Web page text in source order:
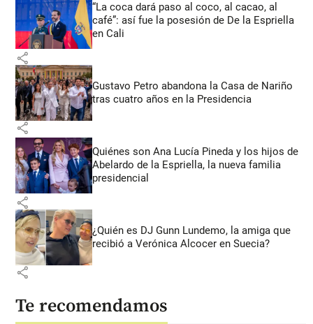
“La coca dará paso al coco, al cacao, al
café”: así fue la posesión de De la Espriella
en Cali
share
Gustavo Petro abandona la Casa de Nariño
tras cuatro años en la Presidencia
share
Quiénes son Ana Lucía Pineda y los hijos de
Abelardo de la Espriella, la nueva familia
presidencial
share
¿Quién es DJ Gunn Lundemo, la amiga que
recibió a Verónica Alcocer en Suecia?
share
Te recomendamos